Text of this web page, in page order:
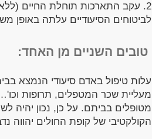
2. עקב התארכות תוחלת החיים
לביטוחים הסיעודיים עלתה באופן
טובים השניים מן האחד:
מטופלים בביתם. על כן, נכון יהיה
הקולקטיבי של קופת החולים יהווה